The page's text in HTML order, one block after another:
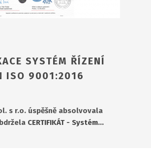
SYSTÉM ŘÍZENÍ
ISO 9001:2016
s r.o. úspěšně absolvovala
CERTIFIKÁT - Systém…